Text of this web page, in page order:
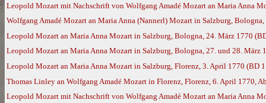
Leopold Mozart mit Nachschrift von Wolfgang Amadé Mozart an Maria Anna
Wolfgang Amadé Mozart an Maria Anna (Nannerl) Mozart in Salzburg,
Leopold Mozart an Maria Anna Mozart in Salzburg, Bologna, 24. März 1770
Leopold Mozart an Maria Anna Mozart in Salzburg, Bologna, 27. und 28. März
Leopold Mozart an Maria Anna Mozart in Salzburg, Florenz, 3. April 1770 (BD
Thomas Linley an Wolfgang Amadé Mozart in Florenz, Florenz, 6. April 1770,
Leopold Mozart mit Nachschrift von Wolfgang Amadé Mozart an Maria Anna